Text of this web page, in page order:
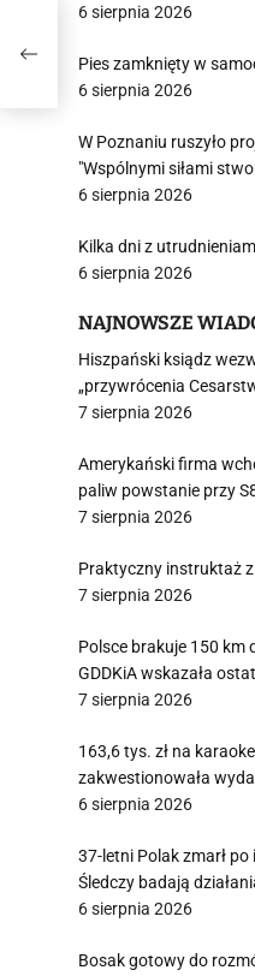
6 sierpnia 2026
Pies zamknięty w
6 sierpnia 2026
W Poznaniu ruszyło
"Wspólnymi siłami
6 sierpnia 2026
Kilka dni z
6 sierpnia 2026
NAJNOWSZE
Hiszpański ksiądz
„przywrócenia
7 sierpnia 2026
Amerykański firma
paliw powstanie przy
7 sierpnia 2026
Praktyczny instruktaż
7 sierpnia 2026
Polsce brakuje 150 km
GDDKiA wskazała
7 sierpnia 2026
163,6 tys. zł na
zakwestionowała
6 sierpnia 2026
37-letni Polak zmarł
Śledczy badają
6 sierpnia 2026
Bosak gotowy do